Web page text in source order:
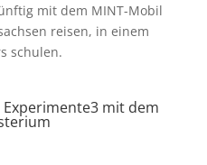
mit dem MINT-Mobil
reisen, in einem
schulen.
mit dem